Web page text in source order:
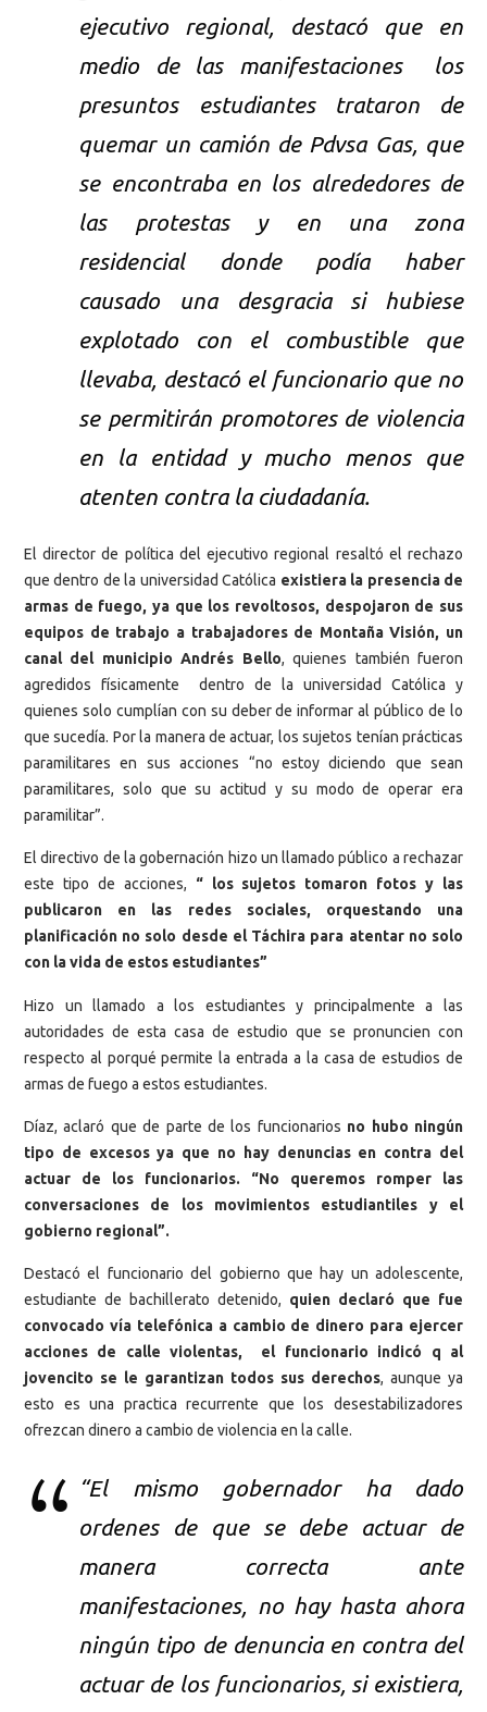
ejecutivo regional, destacó que en
medio de las manifestaciones los
presuntos estudiantes trataron de
quemar un camión de Pdvsa Gas, que
se encontraba en los alrededores de
las protestas y en una zona
residencial donde podía haber
causado una desgracia si hubiese
explotado con el combustible que
llevaba, destacó el funcionario que no
se permitirán promotores de violencia
en la entidad y mucho menos que
atenten contra la ciudadanía.
El director de política del ejecutivo regional resaltó el rechazo
que dentro de la universidad Católica existiera la presencia de
armas de fuego, ya que los revoltosos, despojaron de sus
equipos de trabajo a trabajadores de Montaña Visión, un
canal del municipio Andrés Bello, quienes también fueron
agredidos físicamente dentro de la universidad Católica y
quienes solo cumplían con su deber de informar al público de lo
que sucedía. Por la manera de actuar, los sujetos tenían prácticas
paramilitares en sus acciones “no estoy diciendo que sean
paramilitares, solo que su actitud y su modo de operar era
paramilitar”.
El directivo de la gobernación hizo un llamado público a rechazar
este tipo de acciones, “ los sujetos tomaron fotos y las
publicaron en las redes sociales, orquestando una
planificación no solo desde el Táchira para atentar no solo
con la vida de estos estudiantes”
Hizo un llamado a los estudiantes y principalmente a las
autoridades de esta casa de estudio que se pronuncien con
respecto al porqué permite la entrada a la casa de estudios de
armas de fuego a estos estudiantes.
Díaz, aclaró que de parte de los funcionarios no hubo ningún
tipo de excesos ya que no hay denuncias en contra del
actuar de los funcionarios. “No queremos romper las
conversaciones de los movimientos estudiantiles y el
gobierno regional”.
Destacó el funcionario del gobierno que hay un adolescente,
estudiante de bachillerato detenido, quien declaró que fue
convocado vía telefónica a cambio de dinero para ejercer
acciones de calle violentas, el funcionario indicó q al
jovencito se le garantizan todos sus derechos, aunque ya
esto es una practica recurrente que los desestabilizadores
ofrezcan dinero a cambio de violencia en la calle.
“El mismo gobernador ha dado
ordenes de que se debe actuar de
manera correcta ante
manifestaciones, no hay hasta ahora
ningún tipo de denuncia en contra del
actuar de los funcionarios, si existiera,